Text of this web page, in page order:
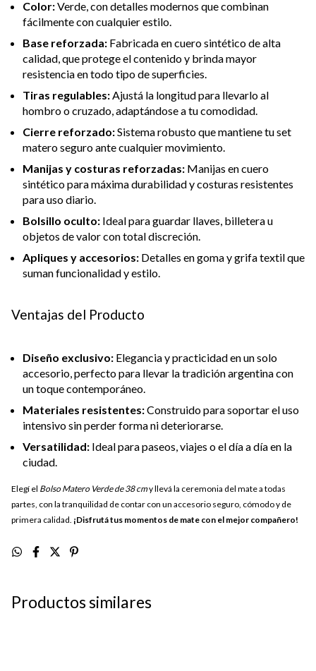
Color:Verde, con detalles modernos que combinan
fácilmente con cualquier estilo.
Base reforzada: Fabricada en cuero sintético de alta
calidad, que protege el contenido y brinda mayor
resistencia en todo tipo de superficies.
Tiras regulables:Ajustá la longitud para llevarlo al
hombro o cruzado, adaptándose a tu comodidad.
Cierre reforzado:Sistema robusto que mantiene tu set
matero seguro ante cualquier movimiento.
Manijas y costuras reforzadas: Manijas en cuero
sintético para máxima durabilidad y costuras resistentes
para uso diario.
Bolsillo oculto: Ideal para guardar llaves, billetera u
objetos de valor con total discreción.
Apliques y accesorios: Detalles en goma y grifa textil que
suman funcionalidad y estilo.
Ventajas del Producto
Diseño exclusivo: Elegancia y practicidad en un solo
accesorio, perfecto para llevar la tradición argentina con
un toque contemporáneo.
Materiales resistentes:Construido para soportar el uso
intensivo sin perder forma ni deteriorarse.
Versatilidad: Ideal para paseos, viajes o el día a día en la
ciudad.
Elegí el Bolso Matero Verde de 38 cmy llevá la ceremonia del mate a todas
partes, con la tranquilidad de contar con un accesorio seguro, cómodo y de
primera calidad. ¡Disfrutá tus momentos de mate con el mejor compañero!
Productos similares